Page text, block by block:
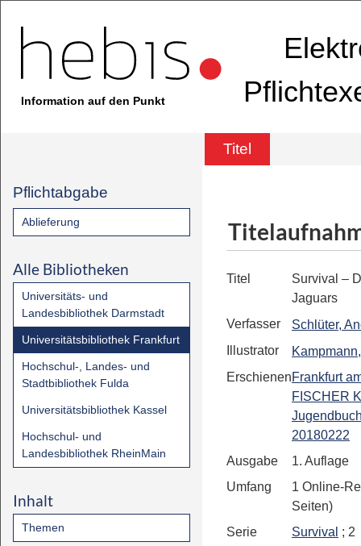
Information auf den Punkt
Titel
Pflichtabgabe
Ablieferung
Alle Bibliotheken
Universitäts- und
Landesbibliothek Darmstadt
Universitätsbibliothek Frankfurt
Hochschul-, Landes- und
Stadtbibliothek Fulda
Universitätsbibliothek Kassel
Hochschul- und
Landesbibliothek RheinMain
Inhalt
Themen
Titel
Survival –
Jaguars
Verfasser
Schlüter,
Illustrator
ErschienenFrankfurt
FISCHER
20180222
Ausgabe
1. Auflage
Umfang
1 Online-
Seiten)
Serie
Survival ; 2